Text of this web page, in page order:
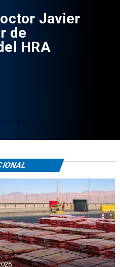
Javier
de
HRA